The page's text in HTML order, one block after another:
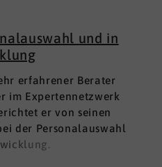
und in
erfahrener Berater
im Expertennetzwerk
er von seinen
der Personalauswahl